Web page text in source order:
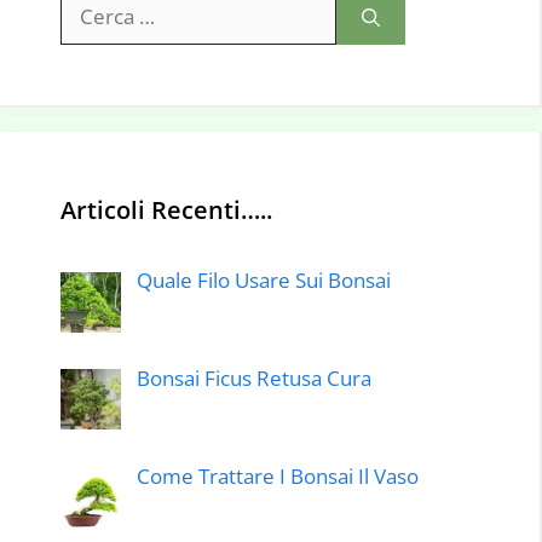
per:
Articoli Recenti…..
Quale Filo Usare Sui Bonsai
Bonsai Ficus Retusa Cura
Come Trattare I Bonsai Il Vaso